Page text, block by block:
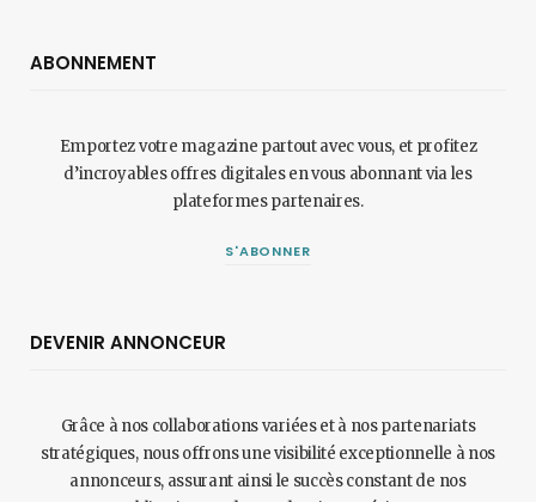
ABONNEMENT
Emportez votre magazine partout avec vous, et profitez
d’incroyables offres digitales en vous abonnant via les
plateformes partenaires.
S'ABONNER
DEVENIR ANNONCEUR
Grâce à nos collaborations variées et à nos partenariats
stratégiques, nous offrons une visibilité exceptionnelle à nos
annonceurs, assurant ainsi le succès constant de nos